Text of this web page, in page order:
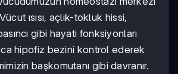
ısısı, açlık-tokluk hissi,
gibi hayati fonksiyonları
hipofiz bezini kontrol ederek
başkomutanı gibi davranır.